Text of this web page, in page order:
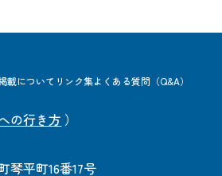
載について リンク集よくある質問（Q&A）
の行き方 ）
琴平町16番17号